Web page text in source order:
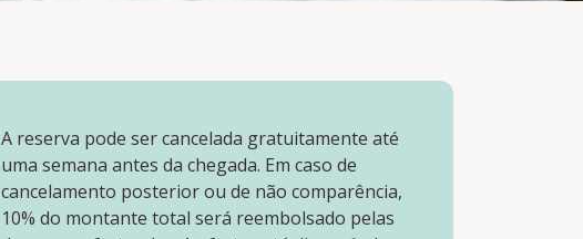
A reserva pode ser cancelada gratuitamente até
uma semana antes da chegada. Em caso de
cancelamento posterior ou de não comparência,
10% do montante total será reembolsado pelas